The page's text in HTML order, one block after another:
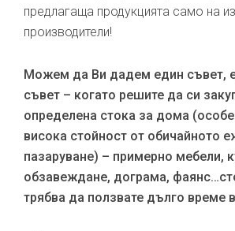
предлагаща продукцията само на
производители!
Можем да Ви дадем един съвет,
съвет – когато решите да си
определена стока за дома
висока стойност от обичайното
пазаруване) – примерно мебели,
обзавеждане, дограма,
трябва да ползвате дълго